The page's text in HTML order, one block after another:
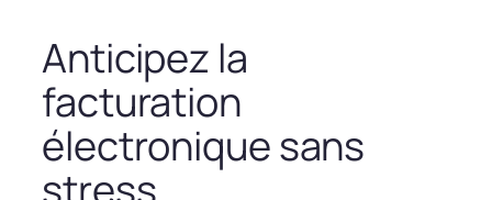
Anticipez la
facturation
électronique sans